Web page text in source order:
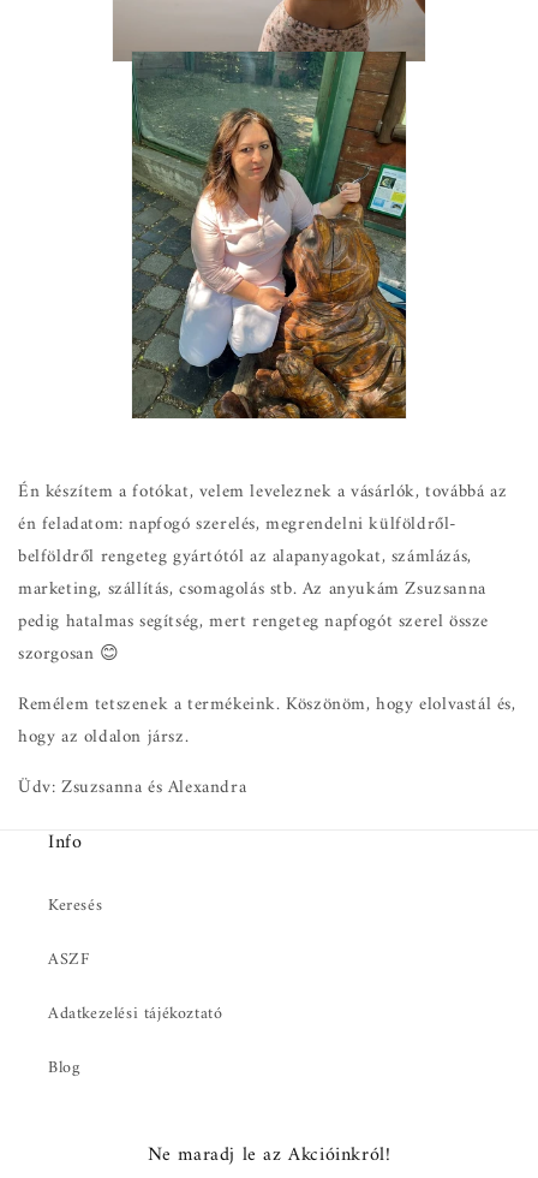
Én készítem a fotókat, velem leveleznek a vásárlók, továbbá az
én feladatom: napfogó szerelés, megrendelni külföldről-
belföldről rengeteg gyártótól az alapanyagokat, számlázás,
marketing, szállítás, csomagolás stb. Az anyukám Zsuzsanna
pedig hatalmas segítség, mert rengeteg napfogót szerel össze
szorgosan 😊
Remélem tetszenek a termékeink. Köszönöm, hogy elolvastál és,
hogy az oldalon jársz.
Üdv: Zsuzsanna és Alexandra
Info
Keresés
ASZF
Adatkezelési tájékoztató
Blog
Ne maradj le az Akcióinkról!